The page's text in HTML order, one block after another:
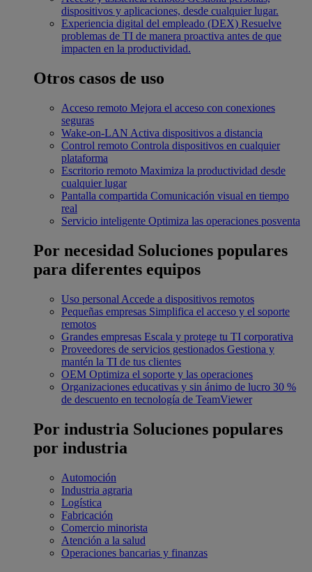
dispositivos y aplicaciones, desde cualquier lugar.
Experiencia digital del empleado (DEX) Resuelve
problemas de TI de manera proactiva antes de que
impacten en la productividad.
Otros casos de uso
Acceso remoto Mejora el acceso con conexiones
seguras
Wake-on-LAN Activa dispositivos a distancia
Control remoto Controla dispositivos en cualquier
plataforma
Escritorio remoto Maximiza la productividad desde
cualquier lugar
Pantalla compartida Comunicación visual en tiempo
real
Servicio inteligente Optimiza las operaciones posventa
Por necesidad Soluciones populares
para diferentes equipos
Uso personal Accede a dispositivos remotos
Pequeñas empresas Simplifica el acceso y el soporte
remotos
Grandes empresas Escala y protege tu TI corporativa
Proveedores de servicios gestionados Gestiona y
mantén la TI de tus clientes
OEM Optimiza el soporte y las operaciones
Organizaciones educativas y sin ánimo de lucro 30 %
de descuento en tecnología de TeamViewer
Por industria Soluciones populares
por industria
Automoción
Industria agraria
Logística
Fabricación
Comercio minorista
Atención a la salud
Operaciones bancarias y finanzas